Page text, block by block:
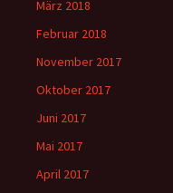
März 2018
Februar 2018
November 2017
Oktober 2017
Juni 2017
Mai 2017
April 2017